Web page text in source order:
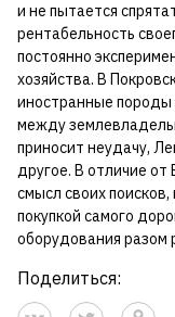
и не пытается
рентабельность
постоянно
хозяйства. В
иностранные
между
приносит неудачу,
другое. В отличие от
смысл своих
покупкой самого
оборудования разом
Поделиться: